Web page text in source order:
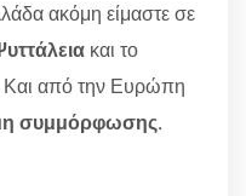
ακόμη είμαστε σε
και το
Και από την Ευρώπη
συμμόρφωσης.